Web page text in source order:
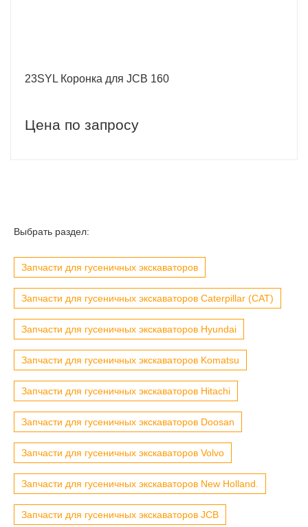
23SYL Коронка для JCB 160
Цена по запросу
Выбрать раздел:
Запчасти для гусеничных экскаваторов
Запчасти для гусеничных экскаваторов Caterpillar (CAT)
Запчасти для гусеничных экскаваторов Hyundai
Запчасти для гусеничных экскаваторов Komatsu
Запчасти для гусеничных экскаваторов Hitachi
Запчасти для гусеничных экскаваторов Doosan
Запчасти для гусеничных экскаваторов Volvo
Запчасти для гусеничных экскаваторов New Holland.
Запчасти для гусеничных экскаваторов JCB